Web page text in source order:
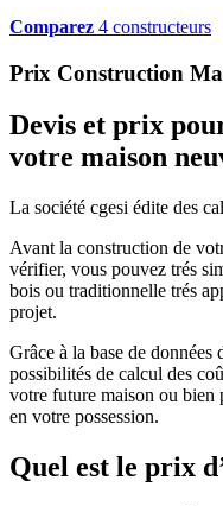
Comparez 4 constructeurs
Prix Construction
Devis et prix
votre maison
La société cgesi édite des
Avant la construction de
vérifier, vous pouvez trés
bois ou traditionnelle trés
projet.
Grâce à la base de
possibilités de calcul des
votre future maison ou bien
en votre possession.
Quel est le prix